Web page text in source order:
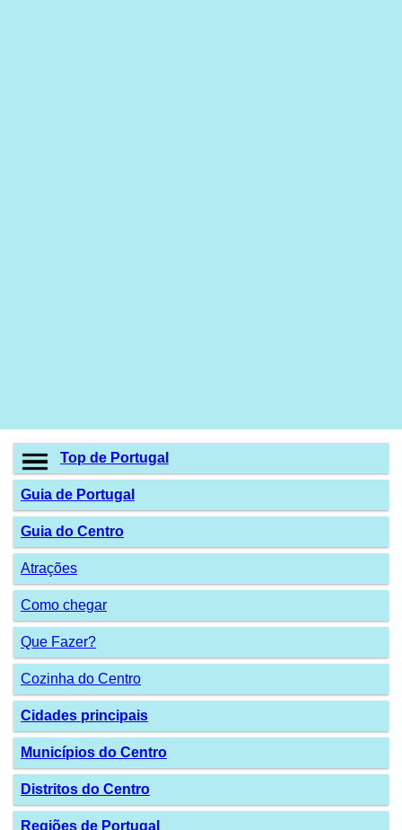
Top de Portugal
Guia de Portugal
Guia do Centro
Atrações
Como chegar
Que Fazer?
Cozinha do Centro
Cidades principais
Municípios do Centro
Distritos do Centro
Regiões de Portugal